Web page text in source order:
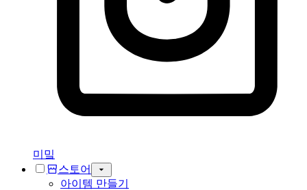
미밐
스토어
아이템 만들기